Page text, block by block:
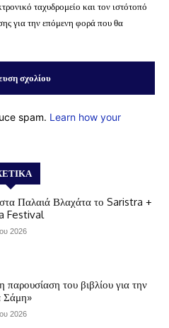
ταχυδρομείο και τον ιστότοπό
για την επόμενη φορά που θα
spam. Learn how your
Παλαιά Βλαχάτα το Saristra +
Festival
2026
παρουσίαση του βιβλίου για την
Σάμη»
2026